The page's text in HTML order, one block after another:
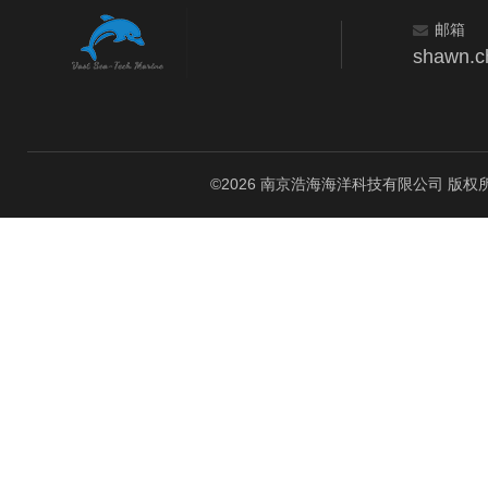
邮箱
©2026 南京浩海海洋科技有限公司 版权